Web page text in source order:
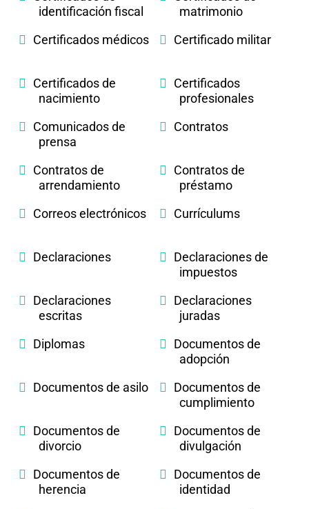
identificación fiscal
matrimonio
Certificados médicos
Certificado militar
Certificados de
nacimiento
Certificados
profesionales
Comunicados de
prensa
Contratos
Contratos de
arrendamiento
Contratos de
préstamo
Correos electrónicos
Currículums
Declaraciones
Declaraciones de
impuestos
Declaraciones
escritas
Declaraciones
juradas
Diplomas
Documentos de
adopción
Documentos de asilo
Documentos de
cumplimiento
Documentos de
divorcio
Documentos de
divulgación
Documentos de
herencia
Documentos de
identidad